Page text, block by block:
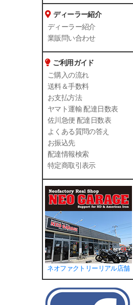
ディーラー紹介
ディーラー紹介
業販問い合わせ
ご利用ガイド
ご購入の流れ
送料＆手数料
お支払方法
ヤマト運輸 配達日数表
佐川急便 配達日数表
よくある質問の答え
お振込先
配達情報検索
特定商取引表示
ネオファクトリーリアル店舗